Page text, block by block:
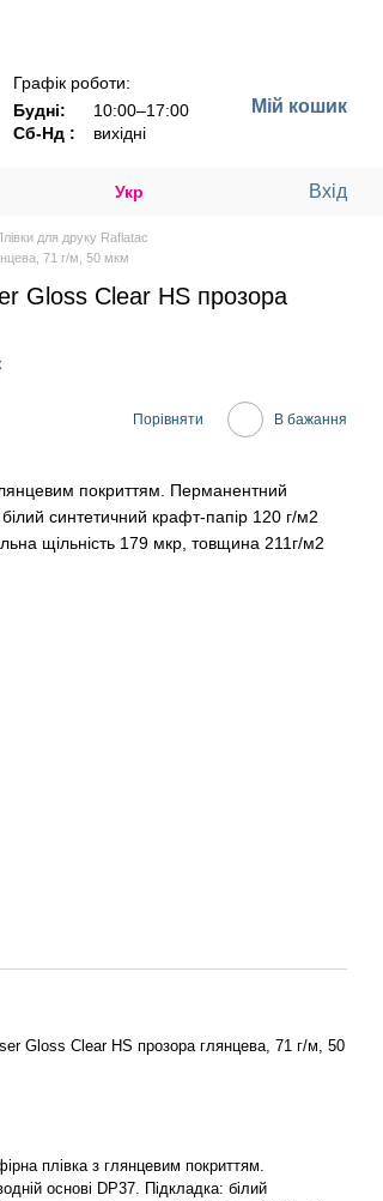
Графік роботи:
Будні:
10:00–17:00
Сб-Нд :
вихідні
Мій кошик
Укр Вхід
для друку Raflatac
71 г/м, 50 мкм
Gloss Clear HS прозора
Порівняти В бажання
покриттям. Перманентний
синтетичний крафт-папір 120 г/м2
щільність 179 мкр, товщина 211г/м2
Gloss Clear HS прозора глянцева, 71 г/м, 50
плівка з глянцевим покриттям.
основі DP37. Підкладка: білий